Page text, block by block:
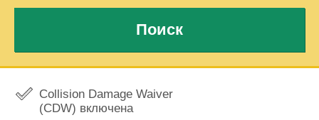
Поиск
Collision Damage Waiver
(CDW) включена